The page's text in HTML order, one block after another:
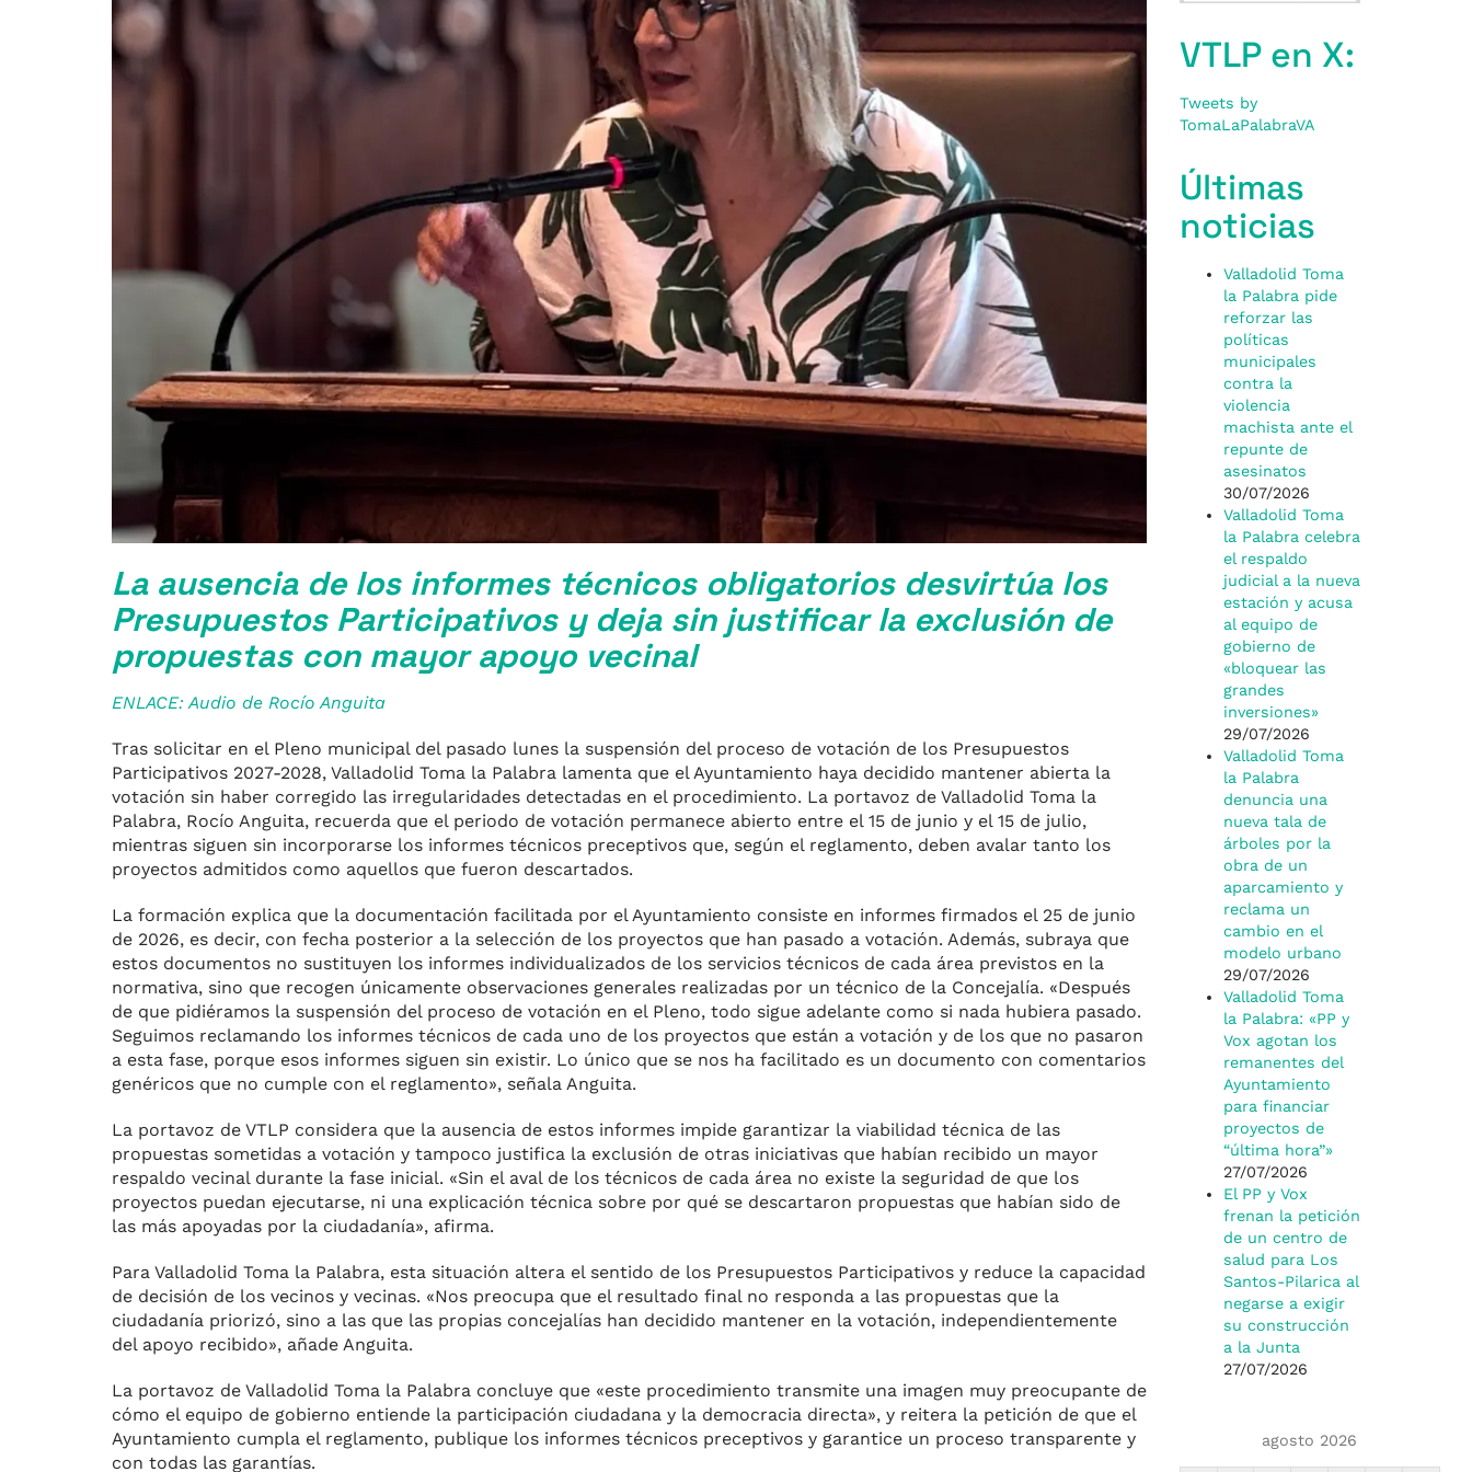
La ausencia de los informes técnicos obligatorios desvirtúa los
Presupuestos Participativos y deja sin justificar la exclusión de
propuestas con mayor apoyo vecinal
ENLACE: Audio de Rocío Anguita
Tras solicitar en el Pleno municipal del pasado lunes la suspensión del proceso de votación de los Presupuestos
Participativos 2027-2028, Valladolid Toma la Palabra lamenta que el Ayuntamiento haya decidido mantener abierta la
votación sin haber corregido las irregularidades detectadas en el procedimiento. La portavoz de Valladolid Toma la
Palabra, Rocío Anguita, recuerda que el periodo de votación permanece abierto entre el 15 de junio y el 15 de julio,
mientras siguen sin incorporarse los informes técnicos preceptivos que, según el reglamento, deben avalar tanto los
proyectos admitidos como aquellos que fueron descartados.
La formación explica que la documentación facilitada por el Ayuntamiento consiste en informes firmados el 25 de junio
de 2026, es decir, con fecha posterior a la selección de los proyectos que han pasado a votación. Además, subraya que
estos documentos no sustituyen los informes individualizados de los servicios técnicos de cada área previstos en la
normativa, sino que recogen únicamente observaciones generales realizadas por un técnico de la Concejalía. «Después
de que pidiéramos la suspensión del proceso de votación en el Pleno, todo sigue adelante como si nada hubiera pasado.
Seguimos reclamando los informes técnicos de cada uno de los proyectos que están a votación y de los que no pasaron
a esta fase, porque esos informes siguen sin existir. Lo único que se nos ha facilitado es un documento con comentarios
genéricos que no cumple con el reglamento», señala Anguita.
La portavoz de VTLP considera que la ausencia de estos informes impide garantizar la viabilidad técnica de las
propuestas sometidas a votación y tampoco justifica la exclusión de otras iniciativas que habían recibido un mayor
respaldo vecinal durante la fase inicial. «Sin el aval de los técnicos de cada área no existe la seguridad de que los
proyectos puedan ejecutarse, ni una explicación técnica sobre por qué se descartaron propuestas que habían sido de
las más apoyadas por la ciudadanía», afirma.
Para Valladolid Toma la Palabra, esta situación altera el sentido de los Presupuestos Participativos y reduce la capacidad
de decisión de los vecinos y vecinas. «Nos preocupa que el resultado final no responda a las propuestas que la
ciudadanía priorizó, sino a las que las propias concejalías han decidido mantener en la votación, independientemente
del apoyo recibido», añade Anguita.
La portavoz de Valladolid Toma la Palabra concluye que «este procedimiento transmite una imagen muy preocupante de
cómo el equipo de gobierno entiende la participación ciudadana y la democracia directa», y reitera la petición de que el
Ayuntamiento cumpla el reglamento, publique los informes técnicos preceptivos y garantice un proceso transparente y
con todas las garantías.
VTLP en X:
Tweets by
TomaLaPalabraVA
Últimas
noticias
Valladolid Toma
la Palabra pide
reforzar las
políticas
municipales
contra la
violencia
machista ante el
repunte de
asesinatos
30/07/2026
Valladolid Toma
la Palabra celebra
el respaldo
judicial a la nueva
estación y acusa
al equipo de
gobierno de
«bloquear las
grandes
inversiones»
29/07/2026
Valladolid Toma
la Palabra
denuncia una
nueva tala de
árboles por la
obra de un
aparcamiento y
reclama un
cambio en el
modelo urbano
29/07/2026
Valladolid Toma
la Palabra: «PP y
Vox agotan los
remanentes del
Ayuntamiento
para financiar
proyectos de
“última hora”»
27/07/2026
El PP y Vox
frenan la petición
de un centro de
salud para Los
Santos-Pilarica al
negarse a exigir
su construcción
a la Junta
27/07/2026
agosto 2026